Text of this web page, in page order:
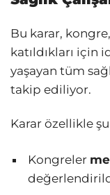
Bu karar,
katıldıkları için
yaşayan tüm
takip ediliyor.
Karar özellikle
Kongreler